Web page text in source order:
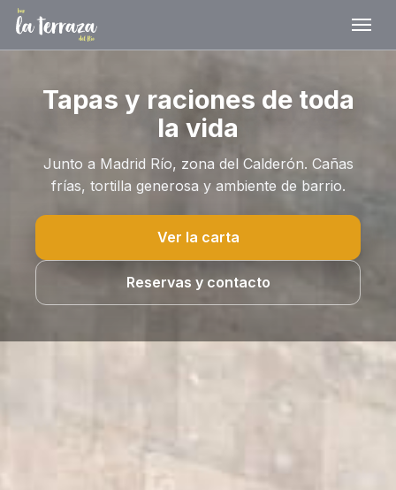
Tapas y raciones de toda
la vida
Junto a Madrid Río, zona del Calderón. Cañas
frías, tortilla generosa y ambiente de barrio.
Ver la carta
Reservas y contacto